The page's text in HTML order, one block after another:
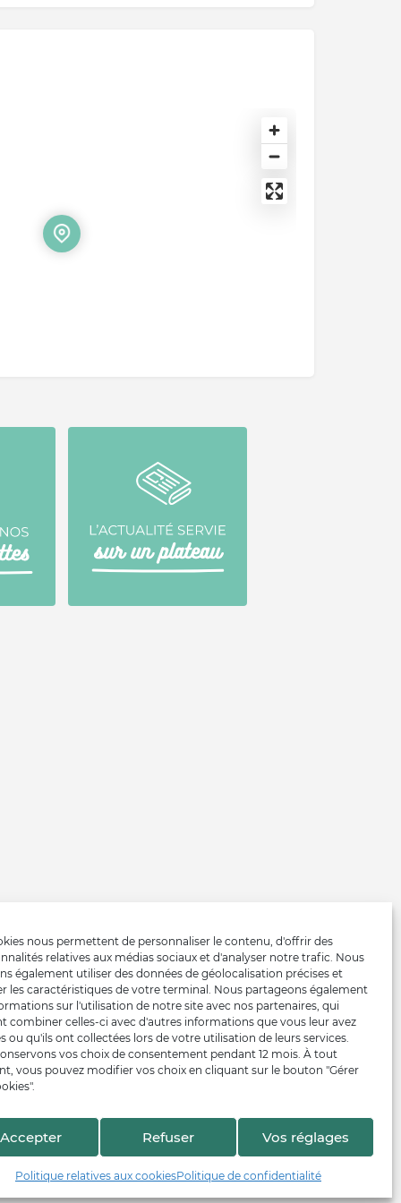
nous permettent de personnaliser le contenu, d'offrir des
relatives aux médias sociaux et d'analyser notre trafic. Nous
également utiliser des données de géolocalisation précises et
les caractéristiques de votre terminal. Nous partageons également
sur l'utilisation de notre site avec nos partenaires, qui
combiner celles-ci avec d'autres informations que vous leur avez
ou qu'ils ont collectées lors de votre utilisation de leurs services.
vos choix de consentement pendant 12 mois. À tout
vous pouvez modifier vos choix en cliquant sur le bouton "Gérer
Accepter Refuser Vos réglages
Politique relatives aux cookiesPolitique de confidentialité